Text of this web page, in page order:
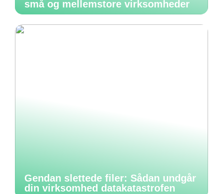
små og mellemstore virksomheder
Gendan slettede filer: Sådan undgår
din virksomhed datakatastrofen